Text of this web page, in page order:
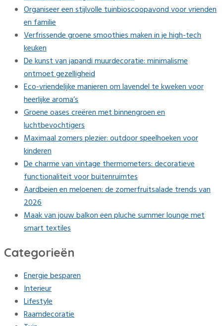
Organiseer een stijlvolle tuinbioscoopavond voor vrienden
en familie
Verfrissende groene smoothies maken in je high-tech
keuken
De kunst van japandi muurdecoratie: minimalisme
ontmoet gezelligheid
Eco-vriendelijke manieren om lavendel te kweken voor
heerlijke aroma’s
Groene oases creëren met binnengroen en
luchtbevochtigers
Maximaal zomers plezier: outdoor speelhoeken voor
kinderen
De charme van vintage thermometers: decoratieve
functionaliteit voor buitenruimtes
Aardbeien en meloenen: de zomerfruitsalade trends van
2026
Maak van jouw balkon een pluche summer lounge met
smart textiles
Categorieën
Energie besparen
Interieur
Lifestyle
Raamdecoratie